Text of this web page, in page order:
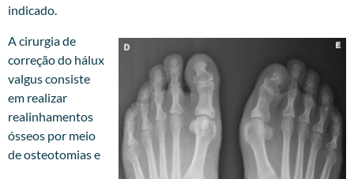
indicado.
A cirurgia de
correção do hálux
valgus consiste
em realizar
realinhamentos
ósseos por meio
de osteotomias e